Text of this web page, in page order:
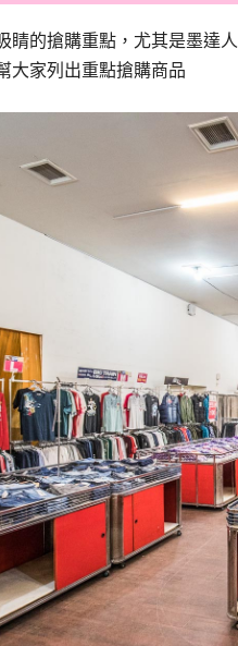
睛的搶購重點，尤其是墨達
大家列出重點搶購商品